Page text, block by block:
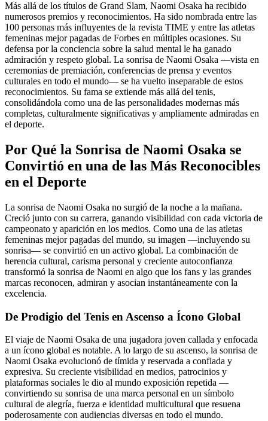
Más allá de los títulos de Grand Slam, Naomi Osaka ha recibido
numerosos premios y reconocimientos. Ha sido nombrada entre las
100 personas más influyentes de la revista TIME y entre las atletas
femeninas mejor pagadas de Forbes en múltiples ocasiones. Su
defensa por la conciencia sobre la salud mental le ha ganado
admiración y respeto global. La sonrisa de Naomi Osaka —vista en
ceremonias de premiación, conferencias de prensa y eventos
culturales en todo el mundo— se ha vuelto inseparable de estos
reconocimientos. Su fama se extiende más allá del tenis,
consolidándola como una de las personalidades modernas más
completas, culturalmente significativas y ampliamente admiradas en
el deporte.
Por Qué la Sonrisa de Naomi Osaka se
Convirtió en una de las Más Reconocibles
en el Deporte
La sonrisa de Naomi Osaka no surgió de la noche a la mañana.
Creció junto con su carrera, ganando visibilidad con cada victoria de
campeonato y aparición en los medios. Como una de las atletas
femeninas mejor pagadas del mundo, su imagen —incluyendo su
sonrisa— se convirtió en un activo global. La combinación de
herencia cultural, carisma personal y creciente autoconfianza
transformó la sonrisa de Naomi en algo que los fans y las grandes
marcas reconocen, admiran y asocian instantáneamente con la
excelencia.
De Prodigio del Tenis en Ascenso a Ícono Global
El viaje de Naomi Osaka de una jugadora joven callada y enfocada
a un ícono global es notable. A lo largo de su ascenso, la sonrisa de
Naomi Osaka evolucionó de tímida y reservada a confiada y
expresiva. Su creciente visibilidad en medios, patrocinios y
plataformas sociales le dio al mundo exposición repetida —
convirtiendo su sonrisa de una marca personal en un símbolo
cultural de alegría, fuerza e identidad multicultural que resuena
poderosamente con audiencias diversas en todo el mundo.